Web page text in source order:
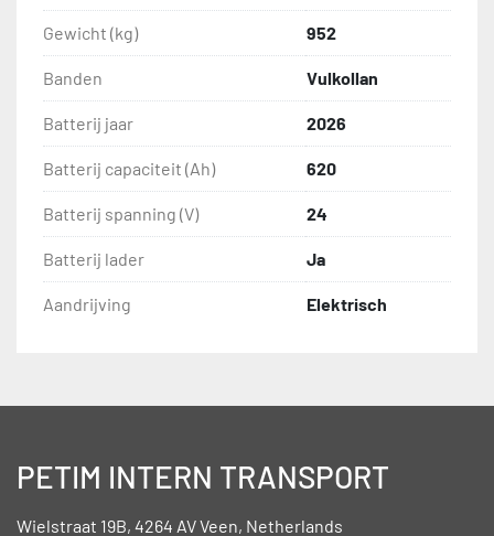
Gewicht (kg) 952
Banden Vulkollan
Batterij jaar 2026
Batterij capaciteit (Ah) 620
Batterij spanning (V) 24
Batterij lader Ja
Aandrijving Elektrisch
PETIM INTERN TRANSPORT
Wielstraat 19B, 4264 AV Veen, Netherlands